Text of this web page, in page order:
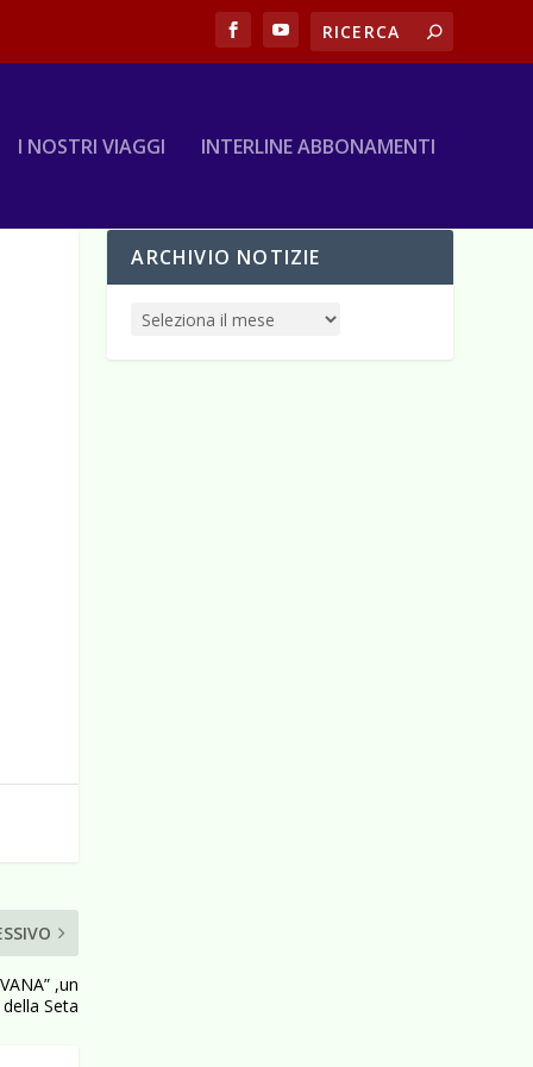
I NOSTRI VIAGGI INTERLINE ABBONAMENTI
,un
Seta
ARCHIVIO NOTIZIE